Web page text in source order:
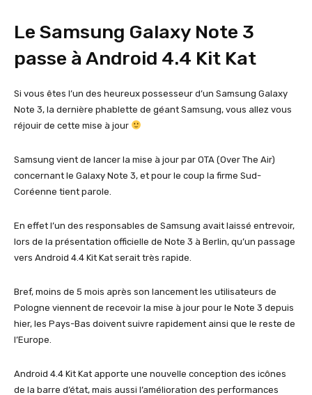
Le Samsung Galaxy Note 3
passe à Android 4.4 Kit Kat
Si vous êtes l’un des heureux possesseur d’un Samsung Galaxy
Note 3, la dernière phablette de géant Samsung, vous allez vous
réjouir de cette mise à jour
Samsung vient de lancer la mise à jour par OTA (Over The Air)
concernant le Galaxy Note 3, et pour le coup la firme Sud-
Coréenne tient parole.
En effet l’un des responsables de Samsung avait laissé entrevoir,
lors de la présentation officielle de Note 3 à Berlin, qu’un passage
vers Android 4.4 Kit Kat serait très rapide.
Bref, moins de 5 mois après son lancement les utilisateurs de
Pologne viennent de recevoir la mise à jour pour le Note 3 depuis
hier, les Pays-Bas doivent suivre rapidement ainsi que le reste de
l’Europe.
Android 4.4 Kit Kat apporte une nouvelle conception des icônes
de la barre d’état, mais aussi l’amélioration des performances